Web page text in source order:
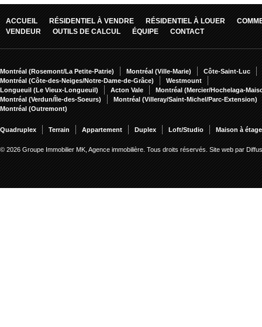
ACCUEIL RÉSIDENTIEL À VENDRE RÉSIDENTIEL À LOUER
VENDEUR
OUTILS DE CALCUL ÉQUIPE CONTACT
Montréal (Rosemont/La Petite-Patrie) Montréal (Ville-Marie)
Côte-Saint-Luc
Montréal (Côte-des-Neiges/Notre-Dame-de-Grâce)
Westmount
Longueuil (Le Vieux-Longueuil)
Acton Vale
Montréal (Mercier/Hochelaga-
Montréal (Verdun/Île-des-Soeurs)
Montréal (Villeray/Saint-Michel/Parc-Extension)
Montréal (Outremont)
Quadruplex Terrain Appartement Duplex Loft/Studio Maison à
© 2026 Groupe Immobilier MK, Agence immobilière. Tous droits réservés. Site web par